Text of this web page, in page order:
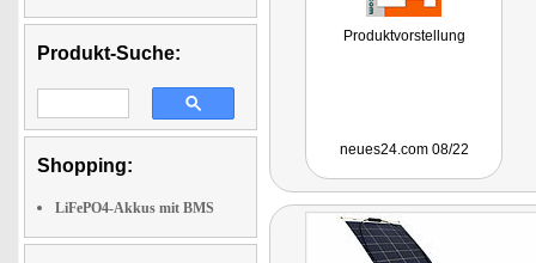
Produkt-Suche:
Shopping:
LiFePO4-Akkus mit BMS
Produktvorstellung
neues24.com 08/22